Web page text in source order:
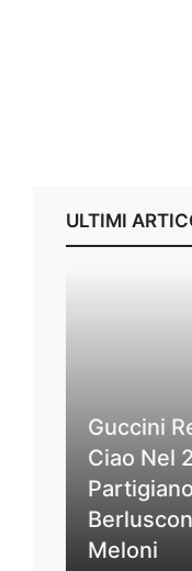
ULTIMI
Guccini
Ciao Nel
Meloni